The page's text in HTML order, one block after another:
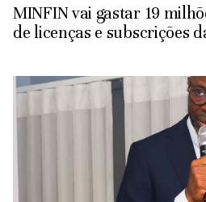
MINFIN vai gastar 19
de licenças e subscrições